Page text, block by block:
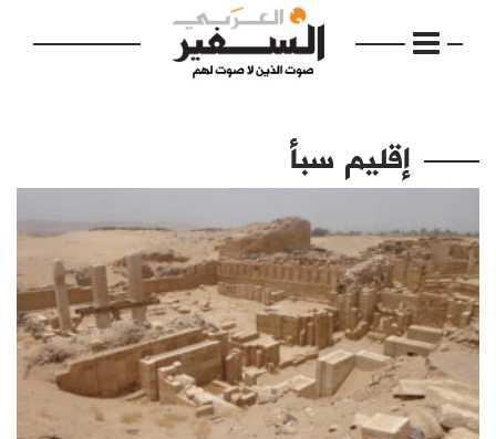
الرئيسية
مواضيع
إفتتاحية
فكرة
دفاتر
إقليم سبأ